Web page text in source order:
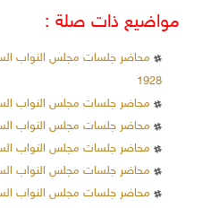
مواضيع ذات صلة :
محاضر جلسات مجلس النواب
1928
محاضر جلسات مجلس النواب السوري
محاضر جلسات مجلس النواب السوري عام 1937م
محاضر جلسات مجلس النواب السوري عام 1937م
محاضر جلسات مجلس النواب السوري عام 1937م
محاضر جلسات مجلس النواب السوري عام 1938م